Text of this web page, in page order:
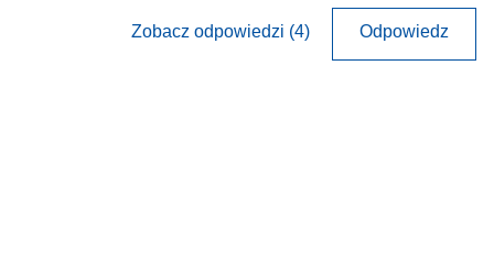
Zobacz odpowiedzi (4) Odpowiedz